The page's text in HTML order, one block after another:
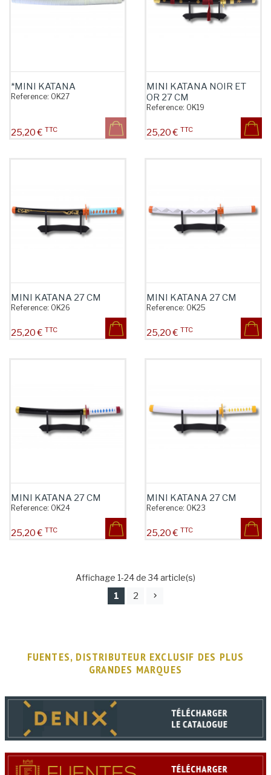
*MINI KATANA
Reference: OK27
Prix
25,20 € TTC
MINI KATANA NOIR ET
OR 27 CM
Reference: OK19
Prix
25,20 € TTC
MINI KATANA 27 CM
Reference: OK26
Prix
25,20 € TTC
MINI KATANA 27 CM
Reference: OK25
Prix
25,20 € TTC
MINI KATANA 27 CM
Reference: OK24
Prix
25,20 € TTC
MINI KATANA 27 CM
Reference: OK23
Prix
25,20 € TTC
Affichage 1-24 de 34 article(s)
1 2
FUENTES, DISTRIBUTEUR EXCLUSIF DES PLUS
GRANDES MARQUES